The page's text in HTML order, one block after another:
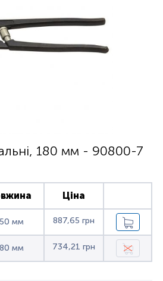
180 мм - 90800-7
Ціна
мм 887,65 грн
мм 734,21 грн